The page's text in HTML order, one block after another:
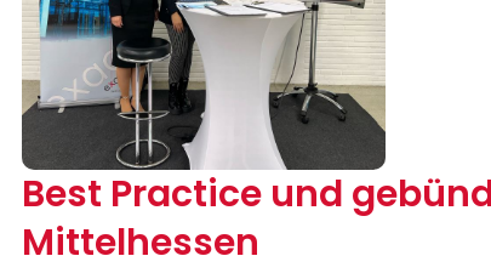
Best Practice und
Mittelhessen